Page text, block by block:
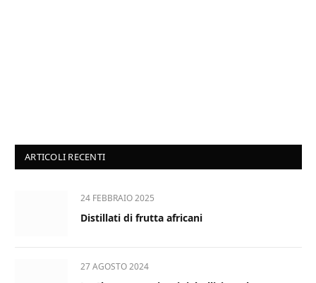
ARTICOLI RECENTI
24 FEBBRAIO 2025
Distillati di frutta africani
27 AGOSTO 2024